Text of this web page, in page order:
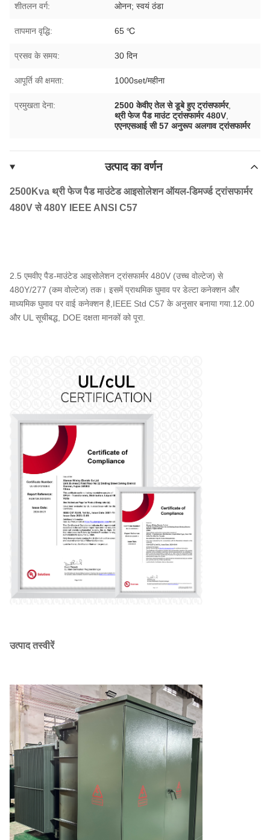
शीतलन वर्ग: ओनन; स्वयं ठंडा
तापमान वृद्धि: 65 ℃
प्रसव के समय: 30 दिन
आपूर्ति की क्षमता: 1000set/महीना
प्रमुखता देना: 2500 केवीए तेल से डूबे हुए ट्रांसफार्मर,
थ्री फेज पैड माउंट ट्रांसफार्मर 480V
एएनएसआई सी 57 अनुरूप अलगाव ट्रांसफार्मर
उत्पाद का वर्णन
2500Kva थ्री फेज पैड माउंटेड आइसोलेशन ऑयल-डिमर्ज्ड ट्रांसफार्मर
480V से 480Y IEEE ANSI C57
2.5 एमवीए पैड-माउंटेड आइसोलेशन ट्रांसफार्मर 480V (उच्च वोल्टेज) से
480Y/277 (कम वोल्टेज) तक। इसमें प्राथमिक घुमाव पर डेल्टा कनेक्शन और
माध्यमिक घुमाव पर वाई कनेक्शन है,IEEE Std C57 के अनुसार बनाया गया.12.00
और UL सूचीबद्ध, DOE दक्षता मानकों को पूरा.
उत्पाद तस्वीरें